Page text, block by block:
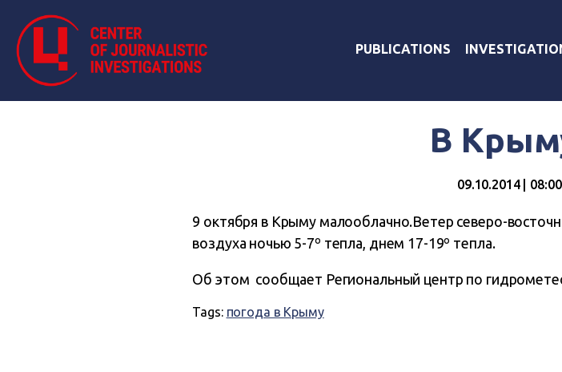
PUBLICATIONS
В
09.10.2014 | 08:00
9 октября в Крыму малооблачно.Ветер северо-
воздуха ночью 5-7º тепла, днем 17-19º тепла.
Об этом сообщает Региональный центр по
Tags: погода в Крыму